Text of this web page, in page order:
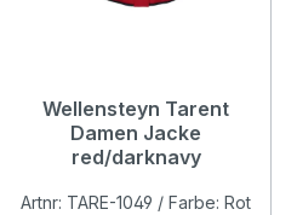
Wellensteyn Tarent
Damen Jacke
red/darknavy
Artnr: TARE-1049 / Farbe: Rot